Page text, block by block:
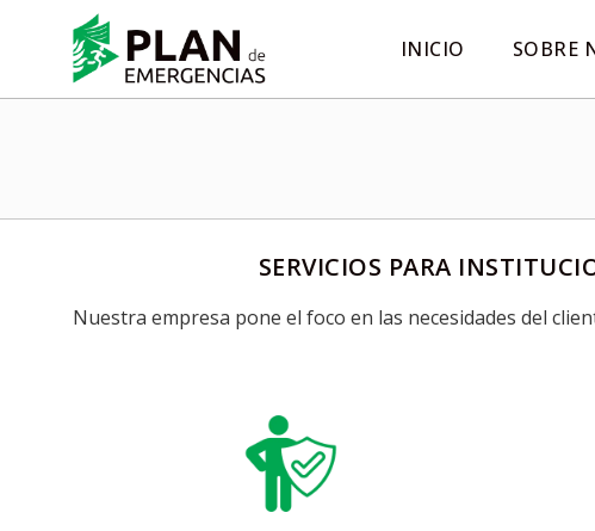
INICIO SOBRE
SERVICIOS PARA
Nuestra empresa pone el foco en las necesidades del